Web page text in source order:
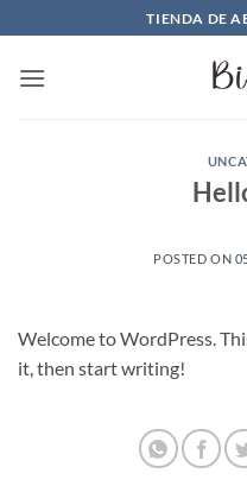
al
contenido
TIENDA DE
POSTED ON
Welcome to WordPress.
it, then start writing!